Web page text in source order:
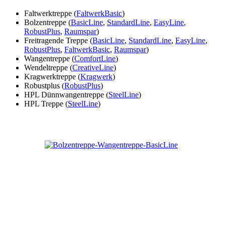
Faltwerktreppe (FaltwerkBasic)
Bolzentreppe (BasicLine, StandardLine, EasyLine,
RobustPlus, Raumspar)
Freitragende Treppe (BasicLine, StandardLine, EasyLine,
RobustPlus, FaltwerkBasic, Raumspar)
Wangentreppe (ComfortLine)
Wendeltreppe (CreativeLine)
Kragwerktreppe (Kragwerk)
Robustplus (RobustPlus)
HPL Dünnwangentreppe (SteelLine)
HPL Treppe (SteelLine)